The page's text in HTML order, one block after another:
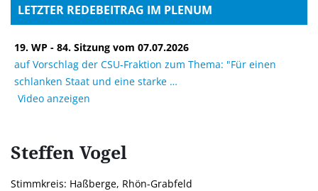
LETZTER REDEBEITRAG IM PLENUM
19. WP - 84. Sitzung vom 07.07.2026
auf Vorschlag der CSU-Fraktion zum Thema: "Für einen
schlanken Staat und eine starke
Video anzeigen
Steffen Vogel
Stimmkreis: Haßberge, Rhön-Grabfeld